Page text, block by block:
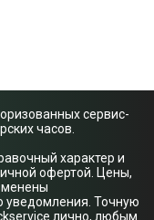
сервис-
часов.
характер и
офертой. Цены,
уведомления. Точную
лично, любым